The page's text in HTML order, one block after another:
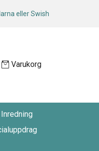
eller Swish
Varukorg
Inredning